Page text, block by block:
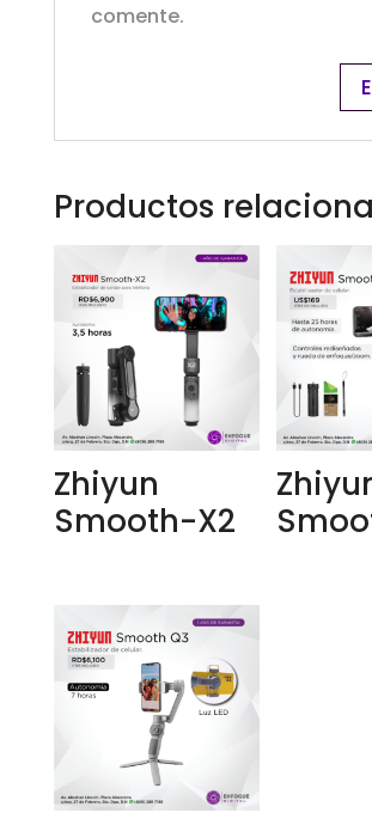
comente.
Productos
Zhiyun
Smooth-X2